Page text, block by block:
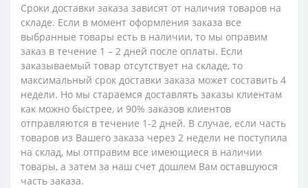
Сроки доставки заказа зависят от наличия товаров на
складе. Если в момент оформления заказа все
выбранные товары есть в наличии, то мы оправим
заказ в течение 1 – 2 дней после оплаты. Если
заказываемый товар отсутствует на складе, то
максимальный срок доставки заказа может составить 4
недели. Но мы стараемся доставлять заказы клиентам
как можно быстрее, и 90% заказов клиентов
отправляются в течение 1-2 дней. В случае, если часть
товаров из Вашего заказа через 2 недели не поступила
на склад, мы отправим все имеющиеся в наличии
товары, а затем за наш счет дошлем Вам оставшуюся
часть заказа.